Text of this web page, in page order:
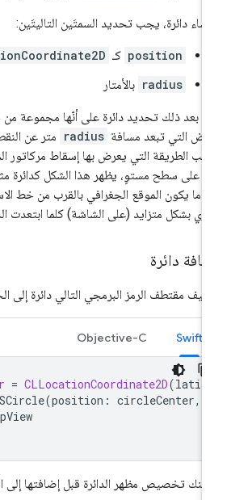
دائرة، يجب تحديد السمتَين التاليتَين:
position كـ
radius بالأمتار
بعد ذلك تحديد دائرة على أنّها مجموعة من
التي تبعد مسافة radius متر عن النقطة
على سطح مستوٍ، يظهر هذا الشكل كدائرة مثالية
يكون الموقع الجغرافي بالقرب من خط
بشكل متزايد (على الشاشة) كلما ابتعدت
دائرة
مقتطف الرمز البرمجي التالي دائرة إلى
Swift
Objective-C
= CLLocationCoordinate2D(
GMSCircle(position: circleCenter
mapView
تخصيص مظهر الدائرة قبل إضافتها إلى